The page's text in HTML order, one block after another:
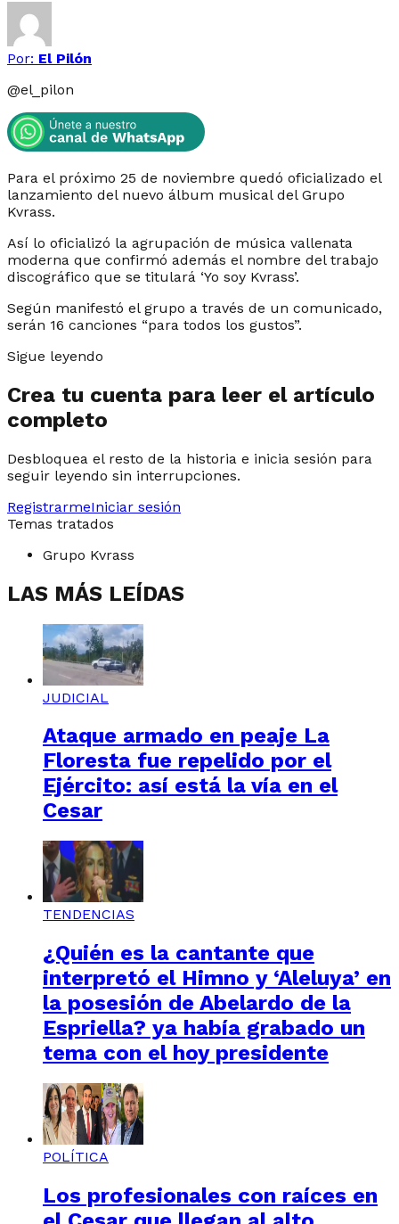
Por: El Pilón
@el_pilon
Para el próximo 25 de noviembre quedó oficializado el
lanzamiento del nuevo álbum musical del Grupo
Kvrass.
Así lo oficializó la agrupación de música vallenata
moderna que confirmó además el nombre del trabajo
discográfico que se titulará ‘Yo soy Kvrass’.
Según manifestó el grupo a través de un comunicado,
serán 16 canciones “para todos los gustos”.
Sigue leyendo
Crea tu cuenta para leer el artículo
completo
Desbloquea el resto de la historia e inicia sesión para
seguir leyendo sin interrupciones.
RegistrarmeIniciar sesión
Temas tratados
Grupo Kvrass
LAS MÁS LEÍDAS
JUDICIAL
Ataque armado en peaje La
Floresta fue repelido por el
Ejército: así está la vía en el
Cesar
TENDENCIAS
¿Quién es la cantante que
interpretó el Himno y ‘Aleluya’ en
la posesión de Abelardo de la
Espriella? ya había grabado un
tema con el hoy presidente
POLÍTICA
Los profesionales con raíces en